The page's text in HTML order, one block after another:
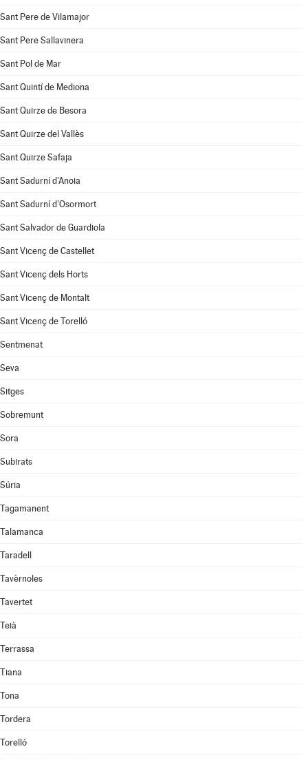
Sant Pere de Vilamajor
Sant Pere Sallavinera
Sant Pol de Mar
Sant Quintí de Mediona
Sant Quirze de Besora
Sant Quirze del Vallès
Sant Quirze Safaja
Sant Sadurní d'Anoia
Sant Sadurní d'Osormort
Sant Salvador de Guardiola
Sant Vicenç de Castellet
Sant Vicenç dels Horts
Sant Vicenç de Montalt
Sant Vicenç de Torelló
Sentmenat
Seva
Sitges
Sobremunt
Sora
Subirats
Súria
Tagamanent
Talamanca
Taradell
Tavèrnoles
Tavertet
Teià
Terrassa
Tiana
Tona
Tordera
Torelló